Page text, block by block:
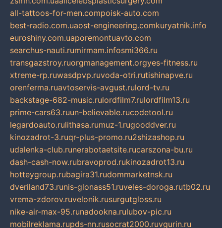
all-tattoos-for-men.compoisk-auto.com
best-radio.com.uaost-engineering.comkuryatnik.info
euroshiny.com.uaporemontuavto.com
searchus-nauti.rumirmam.infosmi366.ru
transgazstroy.ruorgmanagement.orgyes-fitness.ru
xtreme-rp.ruwasdpvp.ruvoda-otri.rutishinapve.ru
orenferma.ruavtoservis-avgust.rulord-tv.ru
backstage-682-music.rulordfilm7.rulordfilm13.ru
prime-cars63.ruun-believable.rucodetool.ru
legardoauto.rulithasa.rumuz-1.rugooddver.ru
kinozadrot-3.ruqr-plus-promo.ru2shizashop.ru
udalenka-club.runerabotaetsite.rucarszona-bu.ru
dash-cash-now.rubravoprod.rukinozadrot13.ru
hotteygroup.rubagira31.rudommarketnsk.ru
dveriland73.runis-glonass51.ruveles-doroga.rutb02.ru
vrema-zdorov.ruvelonik.rusurgutgloss.ru
nike-air-max-95.runadookna.rulubov-pic.ru
mobilreklama.rupds-nn.rusocrat2000.ruvgurin.ru